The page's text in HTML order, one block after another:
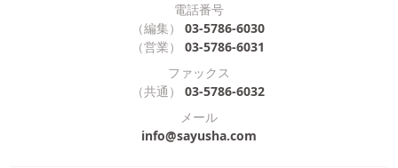
電話番号
（編集）
03-5786-6030
（営業）
03-5786-6031
ファックス
（共通）
03-5786-6032
メール
info@sayusha.com